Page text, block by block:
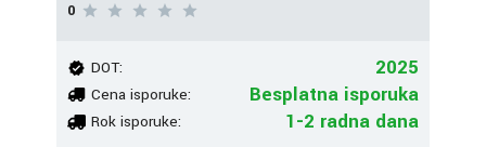
0
DOT: 2025
Cena isporuke: Besplatna isporuka
Rok isporuke: 1-2 radna dana